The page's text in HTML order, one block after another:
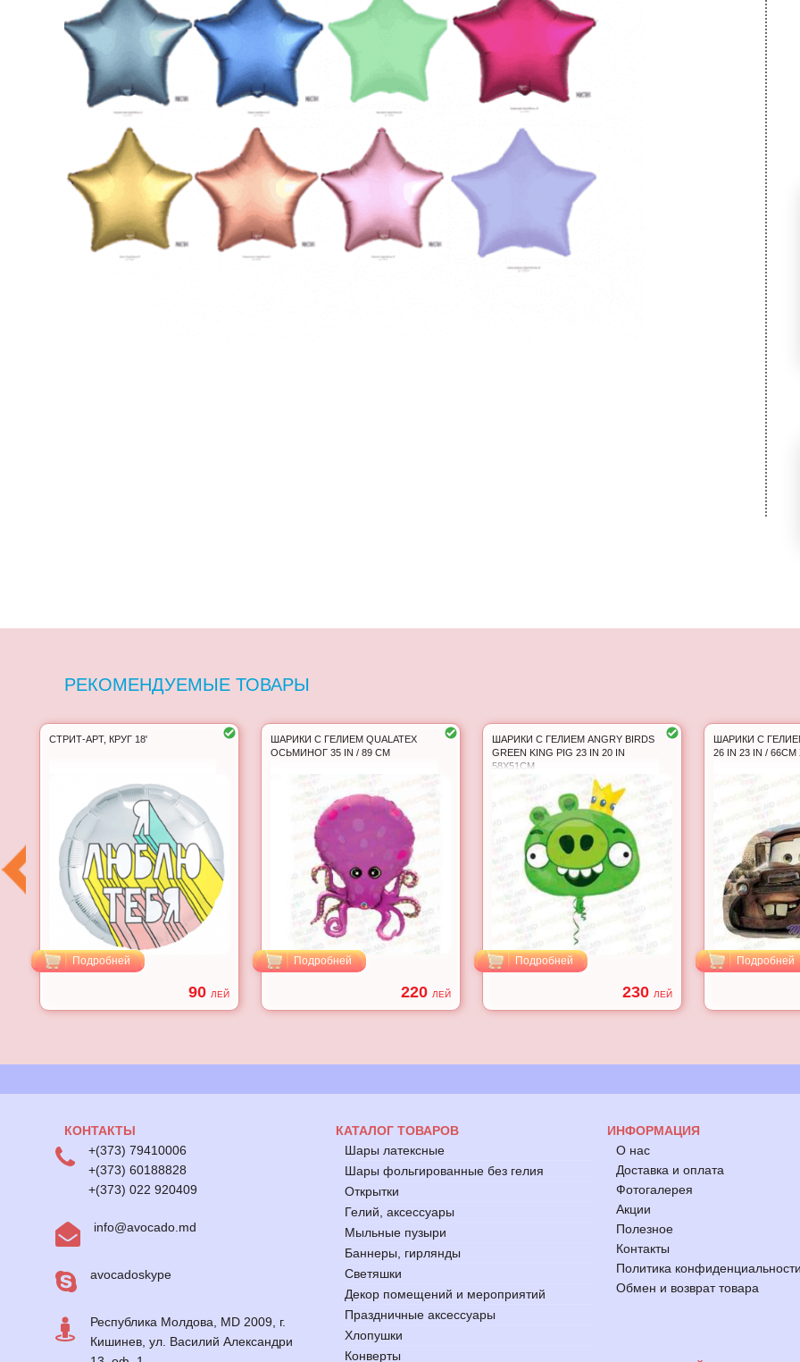
РЕКОМЕНДУЕМЫЕ ТОВАРЫ
СТРИТ-АРТ, КРУГ 18'
Подробней
90 ЛЕЙ
ШАРИКИ С ГЕЛИЕМ QUALATEX
ОСЬМИНОГ 35 IN / 89 CM
Подробней
220 ЛЕЙ
ШАРИКИ С ГЕЛИЕМ ANGRY BIRDS
GREEN KING PIG 23 IN 20 IN
58X51CM
Подробней
230 ЛЕЙ
ШАРИКИ С
26 IN 23 IN / 66CM
Подробней
КОНТАКТЫ
+(373) 79410006
+(373) 60188828
+(373) 022 920409
info@avocado.md
avocadoskype
Республика Молдова, MD 2009, г.
Кишинев, ул. Василий Александри
КАТАЛОГ ТОВАРОВ
Шары латексные
Шары фольгированные без гелия
Открытки
Гелий, аксессуары
Мыльные пузыри
Баннеры, гирлянды
Светяшки
Декор помещений и мероприятий
Праздничные аксессуары
Хлопушки
Конверты
ИНФОРМАЦИЯ
О нас
Доставка и оплата
Фотогалерея
Акции
Полезное
Контакты
Политика конфиденциальности
Обмен и возврат товара